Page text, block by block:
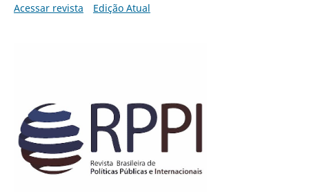
Acessar revista
Edição Atual